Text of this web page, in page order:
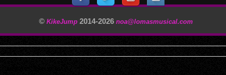
© KikeJump 2014-2026 noa@lomasmusical.com
11/29/2025, 3:40:57 AM